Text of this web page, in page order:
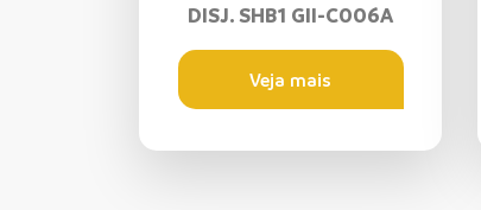
DISJ. SHB1 GII-C006A
Veja mais